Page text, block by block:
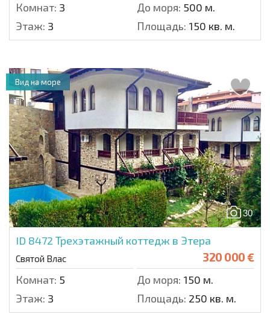
Комнат: 3 До моря: 500 м.
Этаж: 3 Площадь: 150 кв. м.
30
ID 8472 Трехэтажный коттедж в Этера
Святой Влас 320 000 €
Комнат: 5 До моря: 150 м.
Этаж: 3 Площадь: 250 кв. м.
Вид на море